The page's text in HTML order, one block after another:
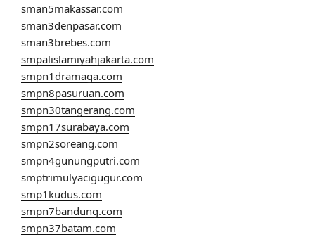
sman5makassar.com
sman3denpasar.com
sman3brebes.com
smpalislamiyahjakarta.com
smpn1dramaga.com
smpn8pasuruan.com
smpn30tangerang.com
smpn17surabaya.com
smpn2soreang.com
smpn4gunungputri.com
smptrimulyacigugur.com
smp1kudus.com
smpn7bandung.com
smpn37batam.com